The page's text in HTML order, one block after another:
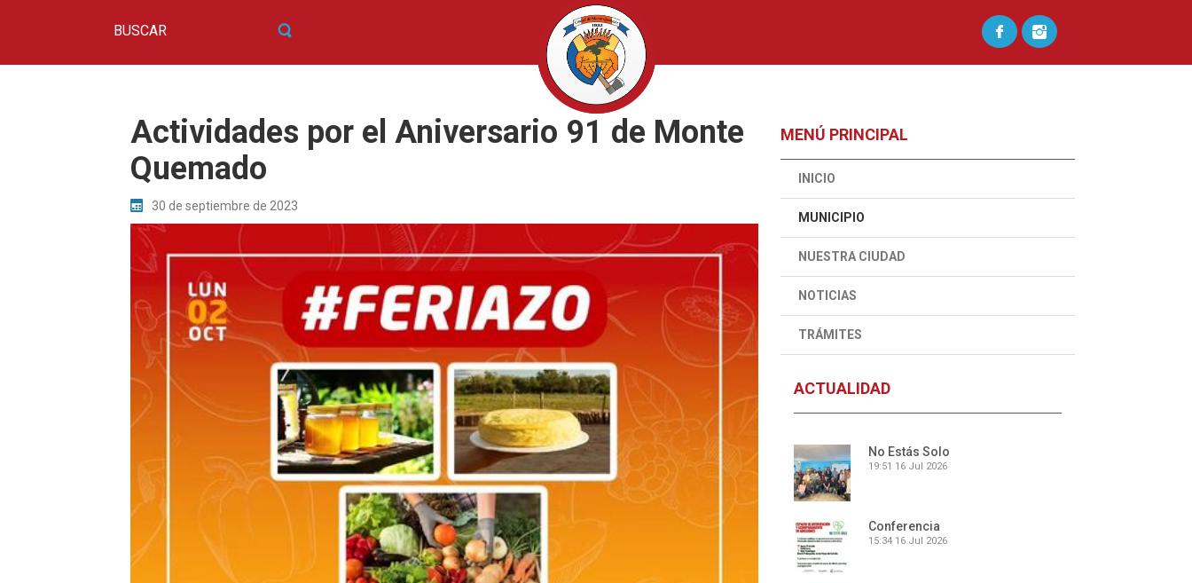
Actividades por el Aniversario 91 de Monte
Quemado
30 de septiembre de 2023
MENÚ PRINCIPAL
INICIO
MUNICIPIO
NUESTRA CIUDAD
NOTICIAS
TRÁMITES
ACTUALIDAD
No Estás Solo
19:51 16 Jul 2026
Conferencia
15:34 16 Jul 2026